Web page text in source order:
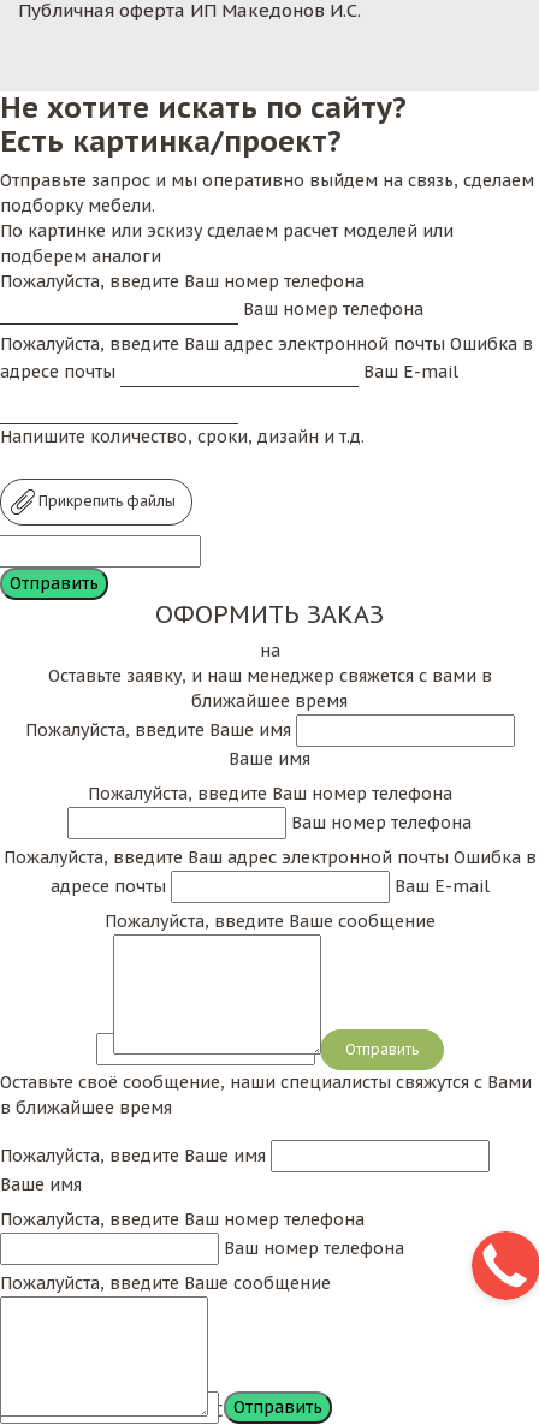
Публичная оферта ИП Македонов И.С.
Не хотите искать по сайту?
Есть картинка/проект?
Отправьте запрос и мы оперативно выйдем на связь, сделаем
подборку мебели.
По картинке или эскизу сделаем расчет моделей или
подберем аналоги
Пожалуйста, введите Ваш номер телефона
Ваш номер телефона
Пожалуйста, введите Ваш адрес электронной почты Ошибка в
адресе почты
Ваш E-mail
Напишите количество, сроки, дизайн и т.д.
Прикрепить файлы
ОФОРМИТЬ ЗАКАЗ
на
Оставьте заявку, и наш менеджер свяжется с вами в
ближайшее время
Пожалуйста, введите Ваше имя
Ваше имя
Пожалуйста, введите Ваш номер телефона
Ваш номер телефона
Пожалуйста, введите Ваш адрес электронной почты Ошибка в
адресе почты
Ваш E-mail
Пожалуйста, введите Ваше сообщение
Сообщение
Оставьте своё сообщение, наши специалисты свяжутся с Вами
в ближайшее время
Пожалуйста, введите Ваше имя
Ваше имя
Пожалуйста, введите Ваш номер телефона
Ваш номер телефона
Пожалуйста, введите Ваше сообщение
Сообщение